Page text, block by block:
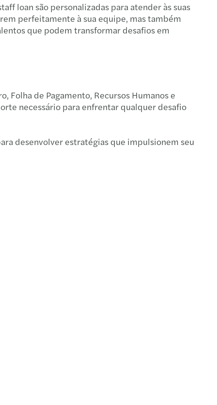
loan são personalizadas para atender às suas
perfeitamente à sua equipe, mas também
que podem transformar desafios em
Folha de Pagamento, Recursos Humanos e
necessário para enfrentar qualquer desafio
desenvolver estratégias que impulsionem seu